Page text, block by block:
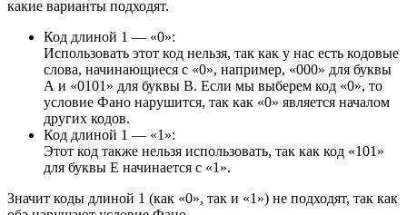
какие варианты подходят.
Код длиной 1 — «0»:
Использовать этот код нельзя, так как у нас есть кодовые
слова, начинающиеся с «0», например, «000» для буквы
А и «0101» для буквы В. Если мы выберем код «0», то
условие Фано нарушится, так как «0» является началом
других кодов.
Код длиной 1 — «1»:
Этот код также нельзя использовать, так как код «101»
для буквы Е начинается с «1».
Значит коды длиной 1 (как «0», так и «1») не подходят, так как